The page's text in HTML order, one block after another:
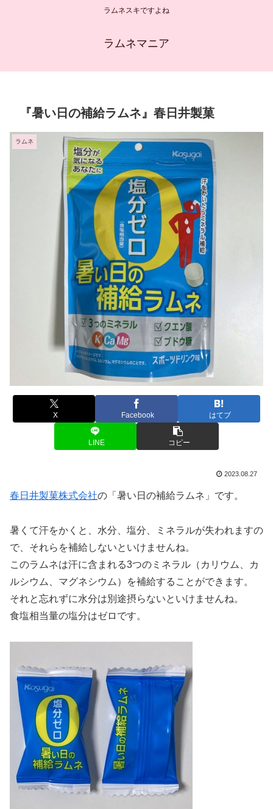
ラムネスキですよね
ラムネマニア
『暑い日の補給ラムネ』春日井製菓
ラムネ
X Facebook はてブ
LINE コピー
2023.08.27
春日井製菓株式会社の「暑い日の補給ラムネ」です。
暑くて汗をかくと、水分、塩分、ミネラルが失われますの
で、それらを補給しないといけませんね。
このラムネは汗に含まれる3つのミネラル（カリウム、カ
ルシウム、マグネシウム）を補給することができます。
それと忘れずに水分は別途摂らないといけませんね。
食塩相当量の塩分はゼロです。